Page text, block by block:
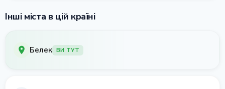
Інші міста в цій країні
Белек ВИ ТУТ